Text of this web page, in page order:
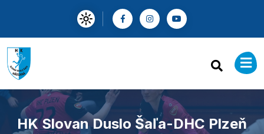
HK Slovan Duslo Šaľa-DHC Plzeň